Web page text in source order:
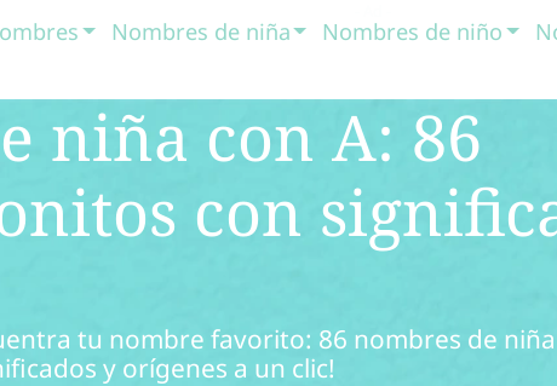
Nombres de niña Nombres de niño
niña con A: 86
con
tu nombre favorito: 86 nombres de
y orígenes a un clic!